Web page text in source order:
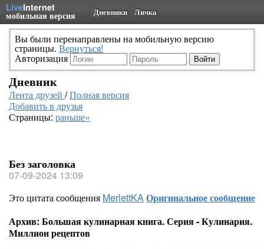
LiveInternet
мобильная версия Дневники Личка
Вы были перенаправлены на мобильную версию
страницы. Вернуться!
Авторизация
Дневник
Лента друзей /Полная версия
Добавить в друзья
Страницы: раньше»
Без заголовка
07-09-2024 13:09
Это цитата сообщения MerlettKAОригинальное сообщение
Архив: Большая кулинарная книга. Серия - Кулинария.
Миллион рецептов